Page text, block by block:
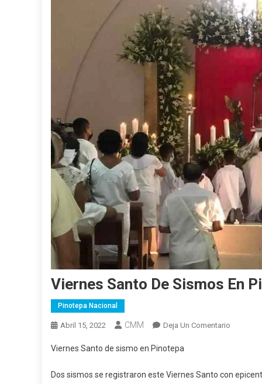
Viernes Santo De Sismos En
Pinotepa Nacional
Abril 15, 2022 CMM Deja Un Comentario
Sismos
Viernes Santo de sismo en Pinotepa
Dos sismos se registraron este Viernes Santo con